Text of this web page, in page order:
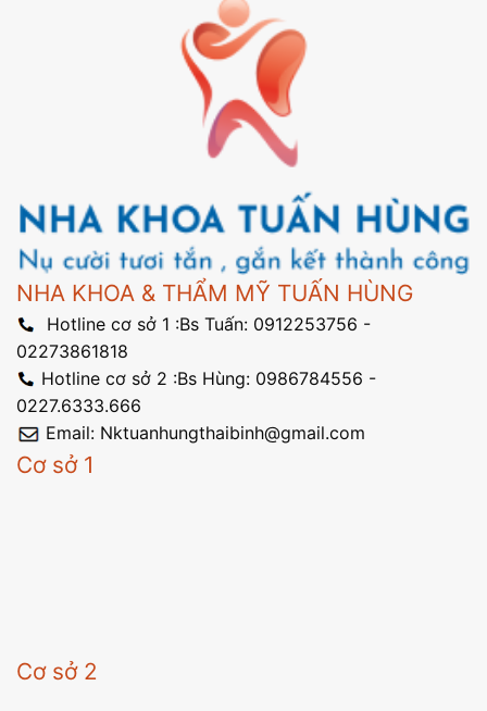
NHA KHOA & THẨM MỸ TUẤN HÙNG
Hotline cơ sở 1 :Bs Tuấn: 0912253756 -
02273861818
Hotline cơ sở 2 :Bs Hùng: 0986784556 -
0227.6333.666
Email: Nktuanhungthaibinh@gmail.com
Cơ sở 1
Cơ sở 2